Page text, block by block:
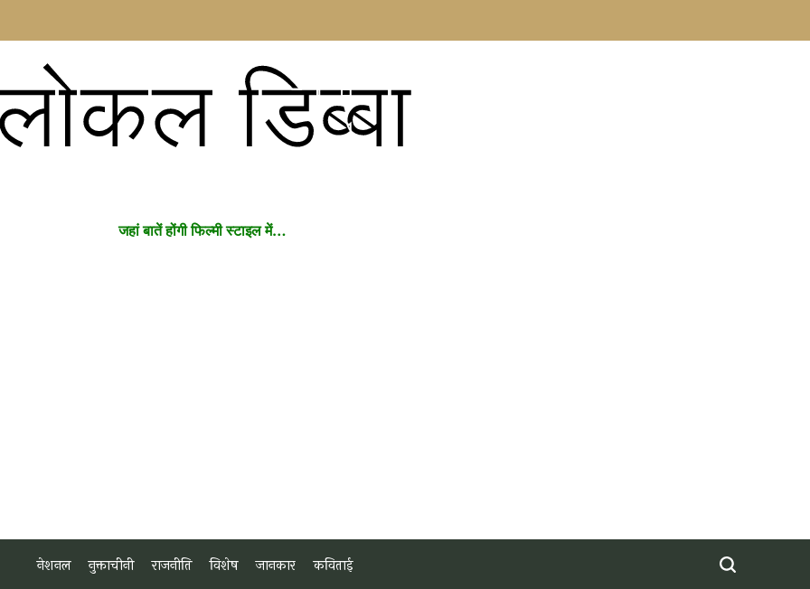
डिब्बा
जहां बातें होंगी फिल्मी स्टाइल में…
नेशनल नुक्ताचीनी राजनीति विशेष जानकार कविताई